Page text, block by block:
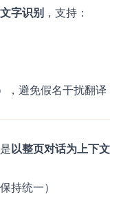
文字识别 ，支持：
，避免假名干扰翻译
以整页对话为上下文
持统一）